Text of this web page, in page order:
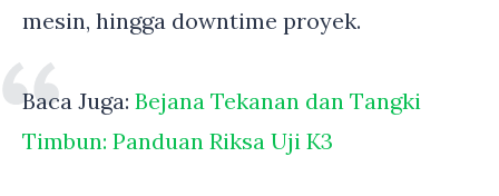
mesin, hingga downtime proyek.
Baca Juga: Bejana Tekanan dan Tangki
Timbun: Panduan Riksa Uji K3